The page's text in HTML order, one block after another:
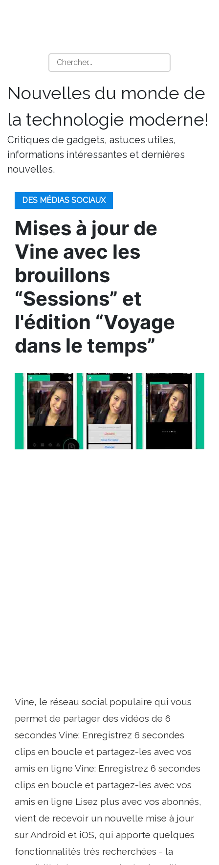
Nouvelles du monde de
la technologie moderne!
Critiques de gadgets, astuces utiles,
informations intéressantes et dernières
nouvelles.
DES MÉDIAS SOCIAUX
Mises à jour de
Vine avec les
brouillons
“Sessions” et
l'édition “Voyage
dans le temps”
Vine, le réseau social populaire qui vous
permet de partager des vidéos de 6
secondes Vine: Enregistrez 6 secondes
clips en boucle et partagez-les avec vos
amis en ligne Vine: Enregistrez 6 secondes
clips en boucle et partagez-les avec vos
amis en ligne Lisez plus avec vos abonnés,
vient de recevoir un nouvelle mise à jour
sur Android et iOS, qui apporte quelques
fonctionnalités très recherchées - la